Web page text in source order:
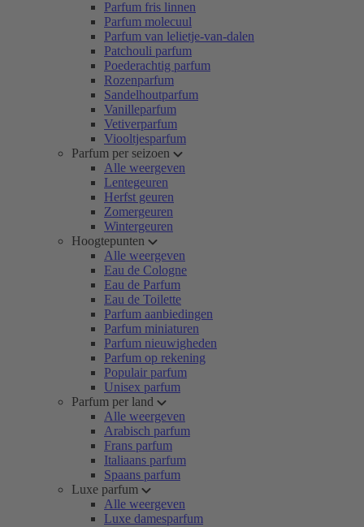
Parfum fris linnen
Parfum molecuul
Parfum van lelietje-van-dalen
Patchouli parfum
Poederachtig parfum
Rozenparfum
Sandelhoutparfum
Vanilleparfum
Vetiverparfum
Viooltjesparfum
Parfum per seizoen
Alle weergeven
Lentegeuren
Herfst geuren
Zomergeuren
Wintergeuren
Hoogtepunten
Alle weergeven
Eau de Cologne
Eau de Parfum
Eau de Toilette
Parfum aanbiedingen
Parfum miniaturen
Parfum nieuwigheden
Parfum op rekening
Populair parfum
Unisex parfum
Parfum per land
Alle weergeven
Arabisch parfum
Frans parfum
Italiaans parfum
Spaans parfum
Luxe parfum
Alle weergeven
Luxe damesparfum